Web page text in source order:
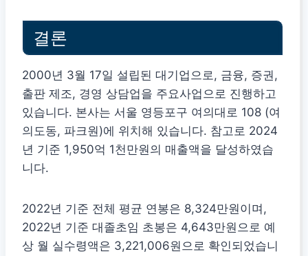
결론
2000년 3월 17일 설립된 대기업으로, 금융, 증권,
출판 제조, 경영 상담업을 주요사업으로 진행하고
있습니다. 본사는 서울 영등포구 여의대로 108 (여
의도동, 파크원)에 위치해 있습니다. 참고로 2024
년 기준 1,950억 1천만원의 매출액을 달성하였습
니다.
2022년 기준 전체 평균 연봉은 8,324만원이며,
2022년 기준 대졸초임 초봉은 4,643만원으로 예
상 월 실수령액은 3,221,006원으로 확인되었습니